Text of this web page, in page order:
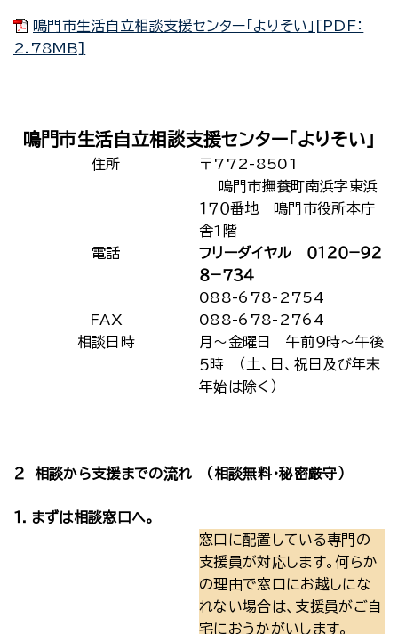
鳴門市生活自立相談支援センター「よりそい」[PDF：
2.78MB]
鳴門市生活自立相談支援センター「よりそい」
住所
〒772-8501
鳴門市撫養町南浜字東浜
１７０番地 鳴門市役所本庁
舎1階
電話
フリーダイヤル ０１２０−９２
８−７３４
088-678-2754
FAX
088-678-2764
相談日時
月～金曜日 午前９時～午後
５時 （土、日、祝日及び年末
年始は除く）
２ 相談から支援までの流れ （相談無料・秘密厳守）
１．まずは相談窓口へ。
窓口に配置している専門の
支援員が対応します。何らか
の理由で窓口にお越しにな
れない場合は、支援員がご自
宅におうかがいします。